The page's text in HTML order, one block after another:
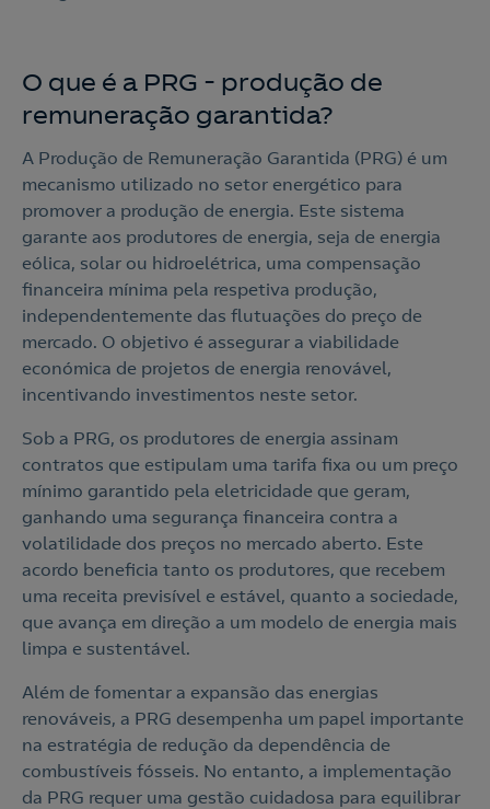
O que é a PRG - produção de
remuneração garantida?
A Produção de Remuneração Garantida (PRG) é um
mecanismo utilizado no setor energético para
promover a produção de energia. Este sistema
garante aos produtores de energia, seja de energia
eólica, solar ou hidroelétrica, uma compensação
financeira mínima pela respetiva produção,
independentemente das flutuações do preço de
mercado. O objetivo é assegurar a viabilidade
económica de projetos de energia renovável,
incentivando investimentos neste setor.
Sob a PRG, os produtores de energia assinam
contratos que estipulam uma tarifa fixa ou um preço
mínimo garantido pela eletricidade que geram,
ganhando uma segurança financeira contra a
volatilidade dos preços no mercado aberto. Este
acordo beneficia tanto os produtores, que recebem
uma receita previsível e estável, quanto a sociedade,
que avança em direção a um modelo de energia mais
limpa e sustentável.
Além de fomentar a expansão das energias
renováveis, a PRG desempenha um papel importante
na estratégia de redução da dependência de
combustíveis fósseis. No entanto, a implementação
da PRG requer uma gestão cuidadosa para equilibrar